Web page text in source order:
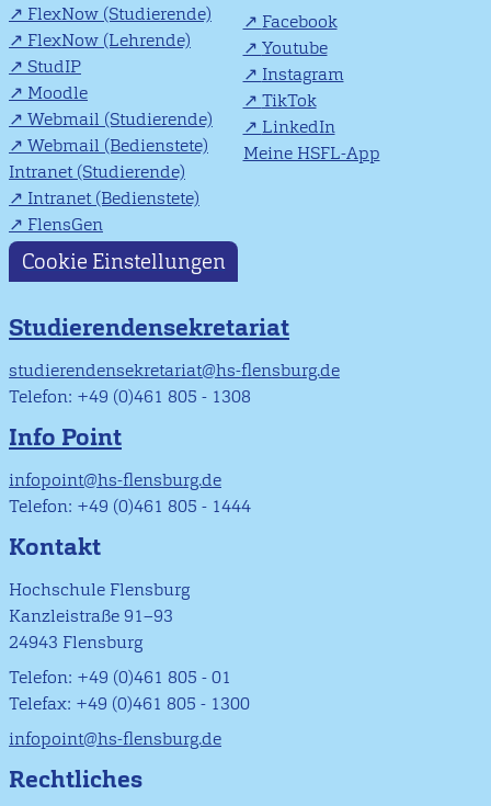
FlexNow (Studierende)
FlexNow (Lehrende)
StudIP
Moodle
Webmail (Studierende)
Webmail (Bedienstete)
Intranet (Studierende)
Intranet (Bedienstete)
FlensGen
Facebook
Youtube
Instagram
TikTok
LinkedIn
Meine HSFL-App
Cookie Einstellungen
Studierendensekretariat
studierendensekretariat@hs-flensburg.de
Telefon: +49 (0)461 805 - 1308
Info Point
infopoint@hs-flensburg.de
Telefon: +49 (0)461 805 - 1444
Kontakt
Hochschule Flensburg
Kanzleistraße 91–93
24943 Flensburg
Telefon: +49 (0)461 805 - 01
Telefax: +49 (0)461 805 - 1300
infopoint@hs-flensburg.de
Rechtliches